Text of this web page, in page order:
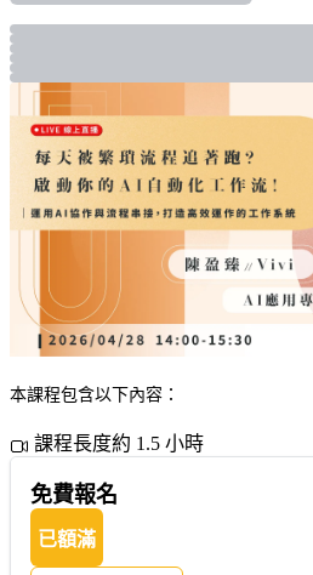
本課程包含以下內容：
課程長度約 1.5 小時
免費報名
已額滿